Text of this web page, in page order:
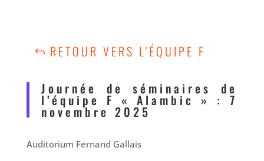
RETOUR VERS L'ÉQUIPE F
Journée de séminaires de
l’équipe F « Alambic » : 7
novembre 2025
Auditorium Fernand Gallais